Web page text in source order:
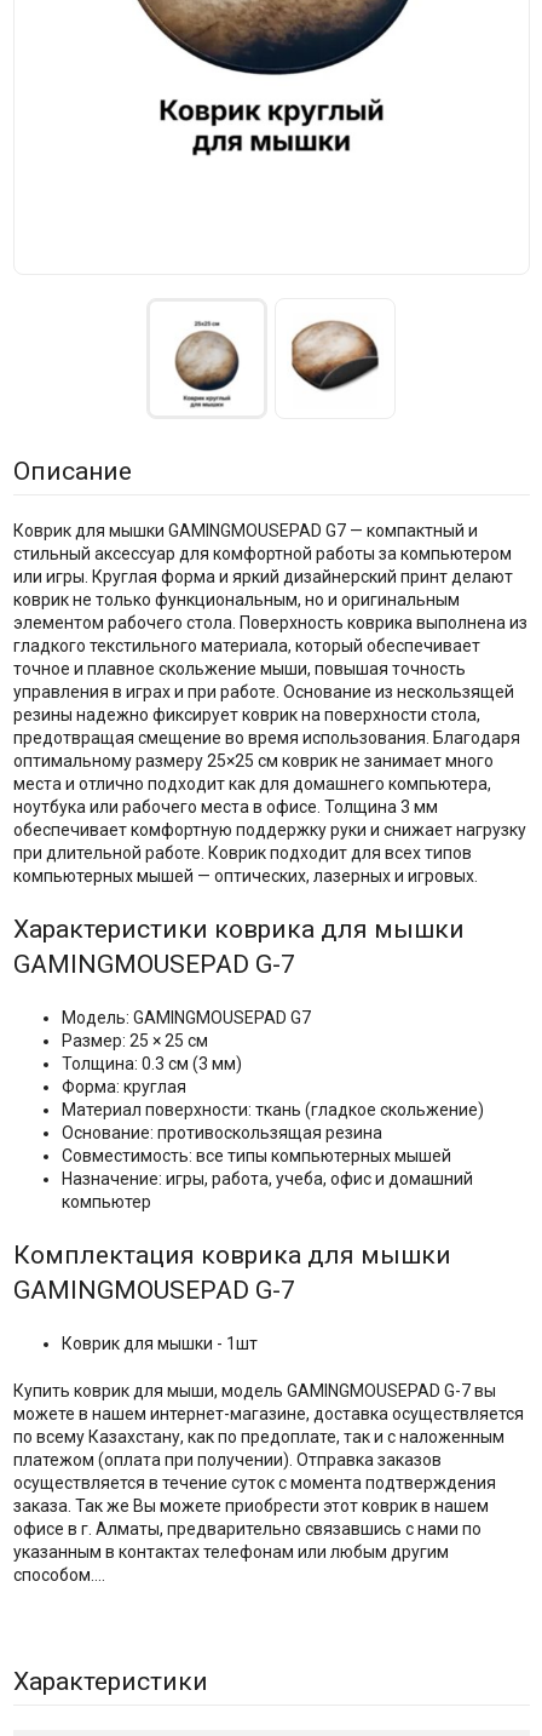
Описание
Коврик для мышки GAMINGMOUSEPAD G7 — компактный и
стильный аксессуар для комфортной работы за компьютером
или игры. Круглая форма и яркий дизайнерский принт делают
коврик не только функциональным, но и оригинальным
элементом рабочего стола. Поверхность коврика выполнена из
гладкого текстильного материала, который обеспечивает
точное и плавное скольжение мыши, повышая точность
управления в играх и при работе. Основание из нескользящей
резины надежно фиксирует коврик на поверхности стола,
предотвращая смещение во время использования. Благодаря
оптимальному размеру 25×25 см коврик не занимает много
места и отлично подходит как для домашнего компьютера,
ноутбука или рабочего места в офисе. Толщина 3 мм
обеспечивает комфортную поддержку руки и снижает нагрузку
при длительной работе. Коврик подходит для всех типов
компьютерных мышей — оптических, лазерных и игровых.
Характеристики коврика для мышки
GAMINGMOUSEPAD G-7
Модель: GAMINGMOUSEPAD G7
Размер: 25 × 25 см
Толщина: 0.3 см (3 мм)
Форма: круглая
Материал поверхности: ткань (гладкое скольжение)
Основание: противоскользящая резина
Совместимость: все типы компьютерных мышей
Назначение: игры, работа, учеба, офис и домашний
компьютер
Комплектация коврика для мышки
GAMINGMOUSEPAD G-7
Коврик для мышки - 1шт
Купить коврик для мыши, модель GAMINGMOUSEPAD G-7 вы
можете в нашем интернет-магазине, доставка осуществляется
по всему Казахстану, как по предоплате, так и с наложенным
платежом (оплата при получении). Отправка заказов
осуществляется в течение суток с момента подтверждения
заказа. Так же Вы можете приобрести этот коврик в нашем
офисе в г. Алматы, предварительно связавшись с нами по
указанным в контактах телефонам или любым другим
способом….
Характеристики